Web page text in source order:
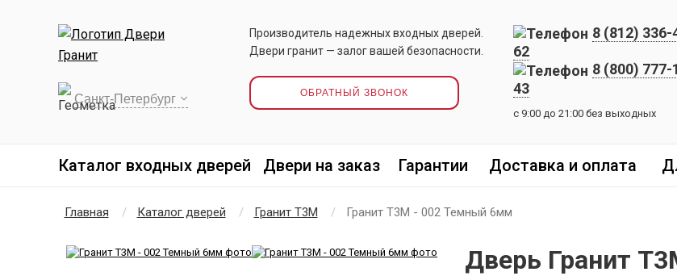
Производитель надежных входных дверей.
Двери гранит — залог вашей безопасности.
ОБРАТНЫЙ ЗВОНОК
8 (812) 336-
62
8 (800) 777-
43
с 9:00 до 21:00 без выходных
Каталог входных дверей Двери на заказ Гарантии Доставка и оплата
Главная Каталог дверей Гранит Т3М Гранит Т3М - 002 Темный 6мм
Дверь Гранит